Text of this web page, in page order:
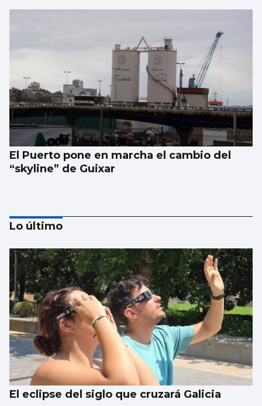
El Puerto pone en marcha el cambio del
“skyline” de Guixar
Un estudio propone mejorar el uso de la IA
en el mundo sanitario
Lo último
El eclipse del siglo que cruzará Galicia